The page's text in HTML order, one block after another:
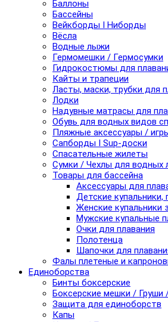
Баллоны
Бассейны
Вейкборды I Ниборды
Вёсла
Водные лыжи
Гермомешки / Гермосумки
Гидрокостюмы для
Кайты и трапеции
Ласты, маски, трубки для
Лодки
Надувные матрасы для
Обувь для водных видов
Пляжные аксессуары /
Сапборды I Sup-доски
Спасательные жилеты
Сумки / Чехлы для водных
Товары для бассейна
Аксессуары для
Детские купальники,
Женские купальники
Мужские купальные
Очки для плавания
Полотенца
Шапочки для
Фалы плетеные и
Единоборства
Бинты боксерские
Боксерские мешки /
Защита для единоборств
Капы